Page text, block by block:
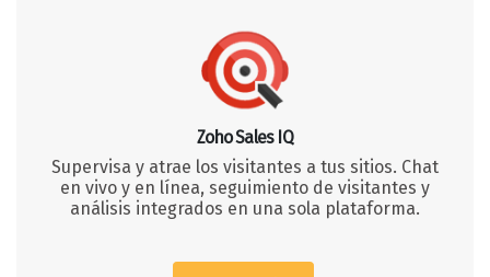
Zoho Sales IQ
Supervisa y atrae los visitantes a tus sitios. Chat
en vivo y en línea, seguimiento de visitantes y
análisis integrados en una sola plataforma.